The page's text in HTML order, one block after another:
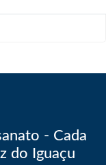
- Cada
do Iguaçu